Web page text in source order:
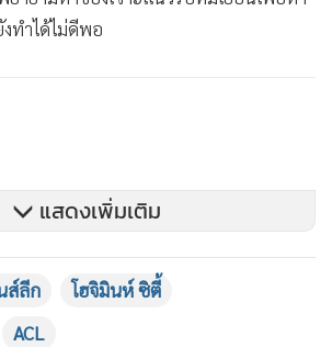
ทำได้ไม่ดีพอ
แสดงเพิ่มเติม
ส์ลีก
โฮจิมินห์ ซิตี้
ACL